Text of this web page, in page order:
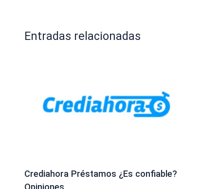
Entradas relacionadas
Crediahora Préstamos ¿Es confiable?
Opiniones